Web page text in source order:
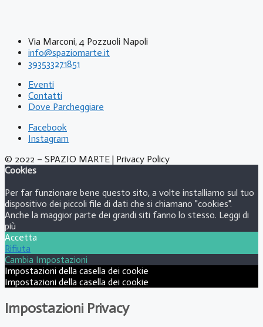
Via Marconi, 4 Pozzuoli Napoli
info@spaziomarte.it
393533271851
Eventi
Contatti
Dove Parcheggiare
Facebook
Instagram
© 2022 – SPAZIO MARTE | Privacy Policy
Cookies
Per far funzionare bene questo sito, a volte installiamo sul tuo
dispositivo dei piccoli file di dati che si chiamano "cookies".
Anche la maggior parte dei grandi siti fanno lo stesso. Leggi di
più
Accetta
Rifiuta
Cambia Impostazioni
Impostazioni della casella dei cookie
Impostazioni della casella dei cookie
Impostazioni Privacy